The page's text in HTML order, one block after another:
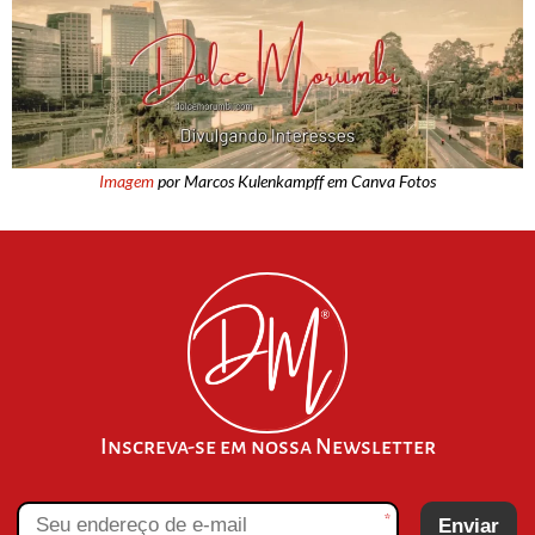
Imagempor Marcos Kulenkampff em Canva Fotos
Inscreva-se em nossa Newsletter
* Enviar